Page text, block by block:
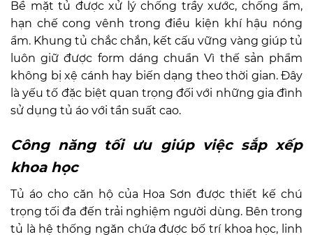
Bề mặt tủ được xử lý chống trầy xước, chống ẩm,
hạn chế cong vênh trong điều kiện khí hậu nóng
ẩm. Khung tủ chắc chắn, kết cấu vững vàng giúp tủ
luôn giữ được form dáng chuẩn Vì thế sản phẩm
không bị xệ cánh hay biến dạng theo thời gian. Đây
là yếu tố đặc biệt quan trọng đối với những gia đình
sử dụng tủ áo với tần suất cao.
Công năng tối ưu giúp việc sắp xếp
khoa học
Tủ áo cho căn hộ của Hoa Sơn được thiết kế chú
trọng tối đa đến trải nghiệm người dùng. Bên trong
tủ là hệ thống ngăn chứa được bố trí khoa học, linh